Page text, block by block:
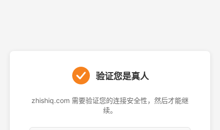
验证您是真人
zhishiq.com 需要验证您的连接安全性，然后才能继
续。